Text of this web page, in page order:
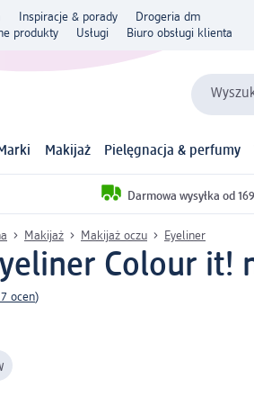
Inspiracje & porady
Drogeria dm
produkty
Usługi Biuro obsługi klienta
Makijaż Pielęgnacja & perfumy
Darmowa wysyłka od
Makijaż Makijaż oczu Eyeliner
Colour it!
ocen)